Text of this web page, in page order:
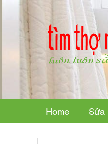
Home Sửa